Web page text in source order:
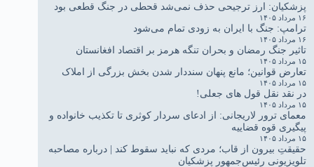
پزشکیان: ارز ترجیحی حذف نمی‌شد قحطی در جنگ قطعی بود
۱۶ مرداد ۱۴۰۵
ترامپ: جنگ با ایران به زودی تمام می‌شود
۱۶ مرداد ۱۴۰۵
تاثیر جنگ رمضان و بحران تنگه هرمز بر اقتصاد افغانستان
۱۵ مرداد ۱۴۰۵
تعارض قوانین؛ مانع پنهان سنددار شدن بخش بزرگی از املاک
۱۵ مرداد ۱۴۰۵
در نقد نقل قول های جعلی!
۱۵ مرداد ۱۴۰۵
معمای ترور لاریجانی: از ادعای سردار کوثری تا تکذیب خانواده و
پیگیری قوه قضاییه
۱۵ مرداد ۱۴۰۵
حقیقتِ بیرون از قاب؛ مردی که نباید سقوط کند | درباره مصاحبه
تلویزیونی رئیس‌جمهور پزشکیان